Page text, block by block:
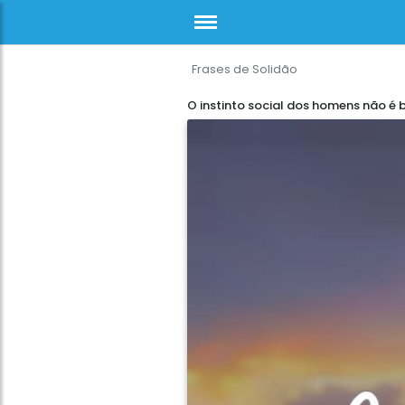
Frases de Solidão
O instinto social dos homens não é